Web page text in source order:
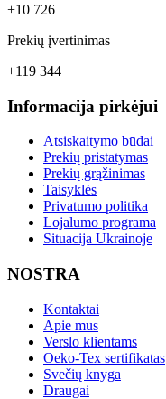
+10 726
Prekių įvertinimas
+119 344
Informacija pirkėjui
Atsiskaitymo būdai
Prekių pristatymas
Prekių grąžinimas
Taisyklės
Privatumo politika
Lojalumo programa
Situacija Ukrainoje
NOSTRA
Kontaktai
Apie mus
Verslo klientams
Oeko-Tex sertifikatas
Svečių knyga
Draugai